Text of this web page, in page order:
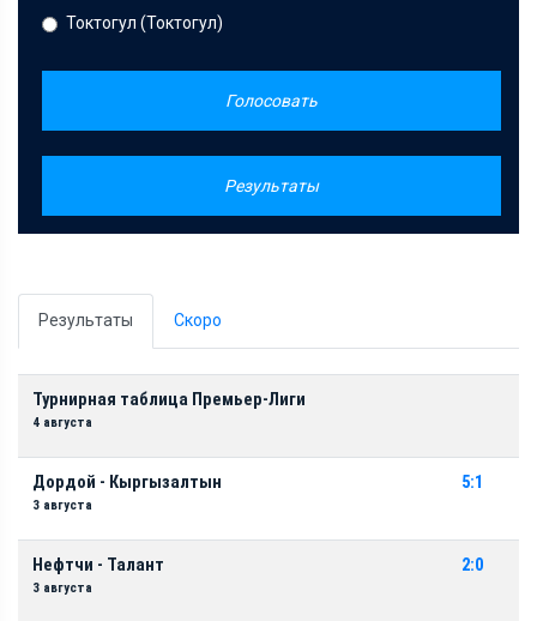
Токтогул (Токтогул)
Голосовать
Результаты
Результаты Скоро
Турнирная таблица Премьер-Лиги
4 августа
Дордой - Кыргызалтын
3 августа
5:1
Нефтчи - Талант
3 августа
2:0